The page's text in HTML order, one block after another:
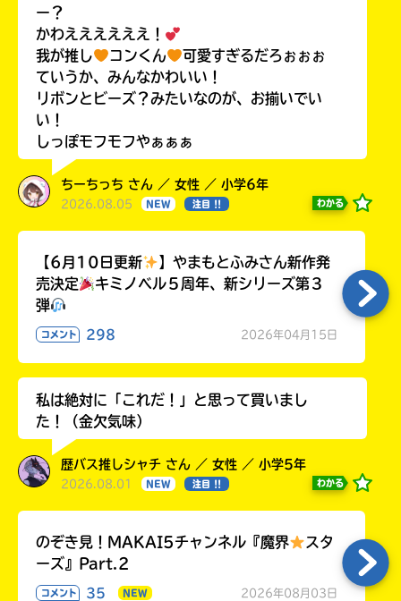
ー？
かわええええええ！
我が推し
コンくん
可愛すぎるだろぉぉぉ
ていうか、みんなかわいい！
リボンとビーズ？みたいなのが、お揃いでい
い！
しっぽモフモフやぁぁぁ
ちーちっち さん ／ 女性 ／ 小学6年
2026.08.05 NEW 注目 !! わかる
【6月10日更新
】やまもとふみさん新作発
売決定
キミノベル５周年、新シリーズ第３
弾
コメント 298 2026年04月15日
私は絶対に「これだ！」と思って買いまし
た！（金欠気味）
歴バス推しシャチ さん ／ 女性 ／ 小学5年
2026.08.01 NEW 注目 !! わかる
のぞき見！MAKAI5チャンネル『魔界
スタ
ーズ』Part.2
コメント 35 NEW 2026年08月03日